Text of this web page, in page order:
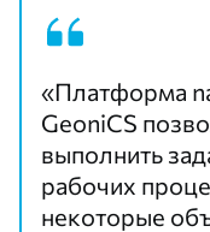
«Платформа
GeoniCS
выполнить
рабочих
некоторые